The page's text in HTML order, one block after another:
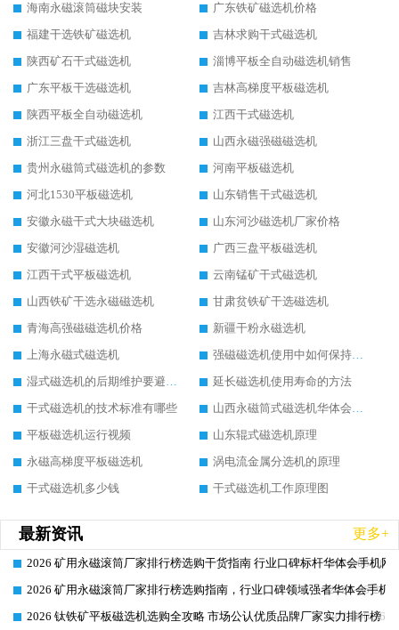
海南永磁滚筒磁块安装
广东铁矿磁选机价格
福建干选铁矿磁选机
吉林求购干式磁选机
陕西矿石干式磁选机
淄博平板全自动磁选机销售
广东平板干选磁选机
吉林高梯度平板磁选机
陕西平板全自动磁选机
江西干式磁选机
浙江三盘干式磁选机
山西永磁强磁磁选机
贵州永磁筒式磁选机的参数
河南平板磁选机
河北1530平板磁选机
山东销售干式磁选机
安徽永磁干式大块磁选机
山东河沙磁选机厂家价格
安徽河沙湿磁选机
广西三盘平板磁选机
江西干式平板磁选机
云南锰矿干式磁选机
山西铁矿干选永磁磁选机
甘肃贫铁矿干选磁选机
青海高强磁磁选机价格
新疆干粉永磁选机
上海永磁式磁选机
强磁磁选机使用中如何保持其顺畅运行
湿式磁选机的后期维护要避开哪些坑
延长磁选机使用寿命的方法
干式磁选机的技术标准有哪些
山西永磁筒式磁选机华体会手机网页版-华体会(中国)
平板磁选机运行视频
山东辊式磁选机原理
永磁高梯度平板磁选机
涡电流金属分选机的原理
干式磁选机多少钱
干式磁选机工作原理图
最新资讯 更多+
2026-06-26
2026 矿用永磁滚筒厂家排行榜选购干货指南 行业口碑标杆华体会手机网
2026-06-26
2026 矿用永磁滚筒厂家排行榜选购指南，行业口碑领域强者华体会手机
2026-06-26
2026 钛铁矿平板磁选机选购全攻略 市场公认优质品牌厂家实力排行榜